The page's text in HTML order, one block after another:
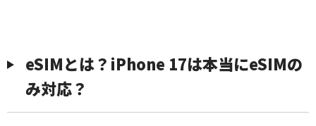
eSIMとは？iPhone 17は本当にeSIMの
み対応？